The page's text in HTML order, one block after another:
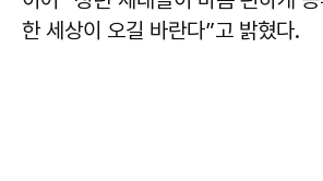
한 세상이 오길 바란다”고 밝혔다.